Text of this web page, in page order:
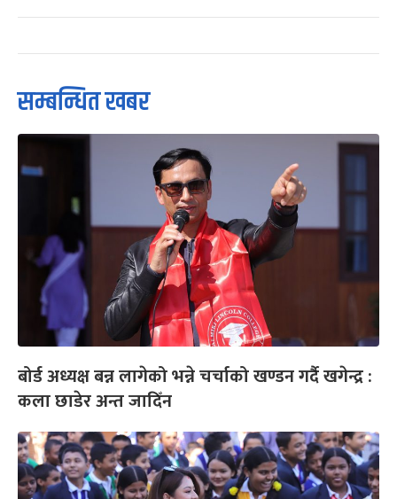
सम्बन्धित खबर
बोर्ड अध्यक्ष बन्न लागेको भन्ने चर्चाको खण्डन गर्दै खगेन्द्र :
कला छाडेर अन्त जादिँन